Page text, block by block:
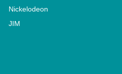
Nickelodeon
JIM